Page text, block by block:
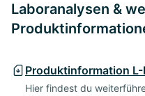
Laboranalysen &
Produktinformation
Hier findest du